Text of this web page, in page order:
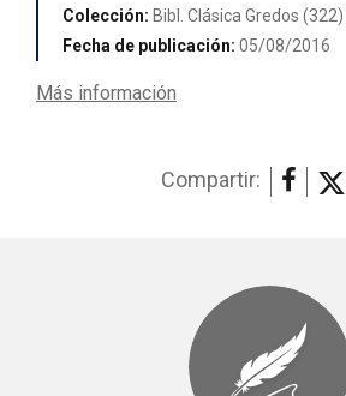
Colección: Bibl. Clásica Gredos (322)
Fecha de publicación: 05/08/2016
Más información
Compartir: